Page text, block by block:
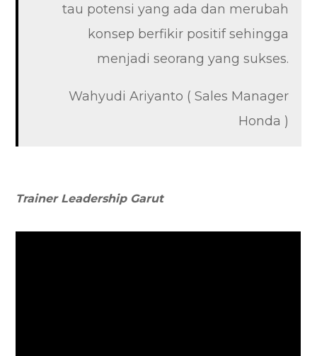
tau potensi yang ada dan merubah
konsep berfikir positif sehingga
menjadi seorang yang sukses.
Wahyudi Ariyanto ( Sales Manager
Honda )
Trainer Leadership Garut